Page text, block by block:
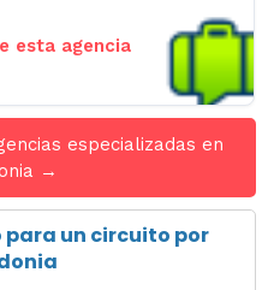
esta agencia
especializadas en
→
un circuito por